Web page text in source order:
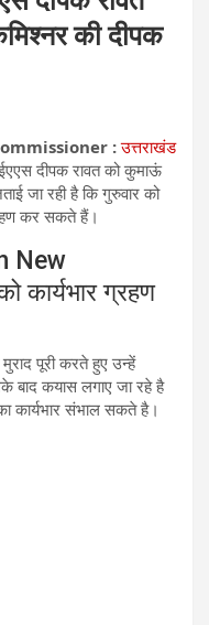
की दीपक
:उत्तराखंड
दीपक रावत को कुमाऊं
जा रही है कि गुरुवार को
कर सकते हैं।
New
कार्यभार ग्रहण
पूरी करते हुए उन्हें
बाद कयास लगाए जा रहे है
कार्यभार संभाल सकते है।